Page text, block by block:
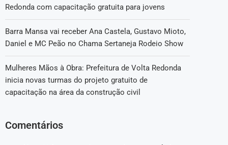
Redonda com capacitação gratuita para jovens
Barra Mansa vai receber Ana Castela, Gustavo Mioto,
Daniel e MC Peão no Chama Sertaneja Rodeio Show
Mulheres Mãos à Obra: Prefeitura de Volta Redonda
inicia novas turmas do projeto gratuito de
capacitação na área da construção civil
Comentários